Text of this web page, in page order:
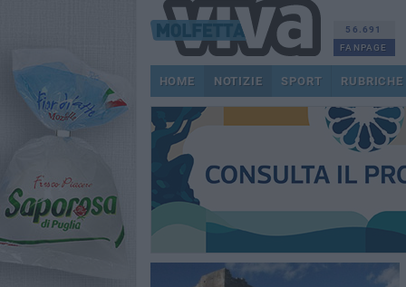
56.691
FANPAGE
HOME NOTIZIE SPORT RUBRICHE